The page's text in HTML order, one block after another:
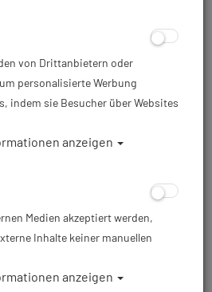
Teckies do it right ? mit dem
von Drittanbietern oder
personalisierte Werbung
indem sie Besucher über Websites
anzeigen
Medien akzeptiert werden,
Inhalte keiner manuellen
anzeigen